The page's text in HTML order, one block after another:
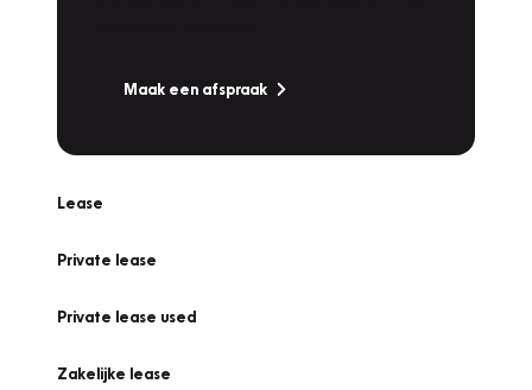
Maak een afspraak
Lease
Private lease
Private lease used
Zakelijke lease